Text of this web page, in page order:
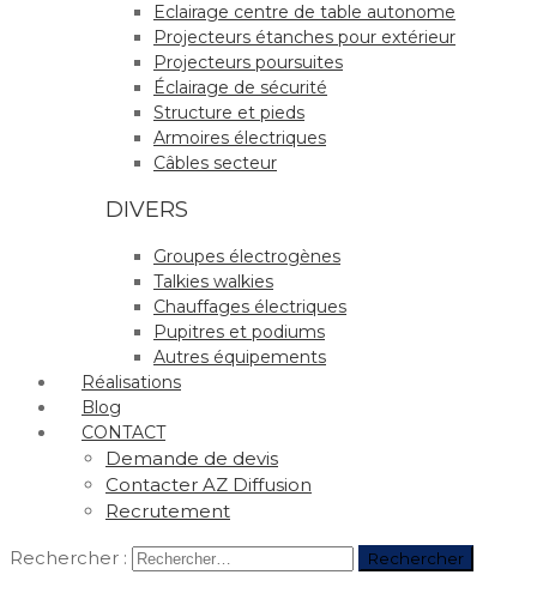
Eclairage centre de table autonome
Projecteurs étanches pour extérieur
Projecteurs poursuites
Éclairage de sécurité
Structure et pieds
Armoires électriques
Câbles secteur
DIVERS
Groupes électrogènes
Talkies walkies
Chauffages électriques
Pupitres et podiums
Autres équipements
Réalisations
Blog
CONTACT
Demande de devis
Contacter AZ Diffusion
Recrutement
Rechercher :